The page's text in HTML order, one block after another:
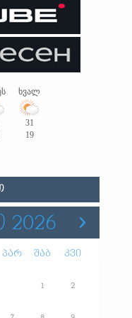
ხვალ
31
19
2026
პარ შაბ კვი
1 2